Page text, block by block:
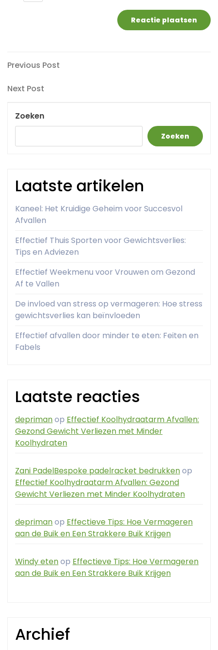
Berichtnavigatie
Previous
Previous Post
Next
Next Post
Zoeken
Zoeken
Laatste artikelen
Kaneel: Het Kruidige Geheim voor Succesvol
Afvallen
Effectief Thuis Sporten voor Gewichtsverlies:
Tips en Adviezen
Effectief Weekmenu voor Vrouwen om Gezond
Af te Vallen
De invloed van stress op vermageren: Hoe stress
gewichtsverlies kan beïnvloeden
Effectief afvallen door minder te eten: Feiten en
Fabels
Laatste reacties
deprimanop Effectief Koolhydraatarm Afvallen:
Gezond Gewicht Verliezen met Minder
Koolhydraten
Zani PadelBespoke padelracket bedrukkenop
Effectief Koolhydraatarm Afvallen: Gezond
Gewicht Verliezen met Minder Koolhydraten
deprimanop Effectieve Tips: Hoe Vermageren
aan de Buik en Een Strakkere Buik Krijgen
Windy etenop Effectieve Tips: Hoe Vermageren
aan de Buik en Een Strakkere Buik Krijgen
Archief